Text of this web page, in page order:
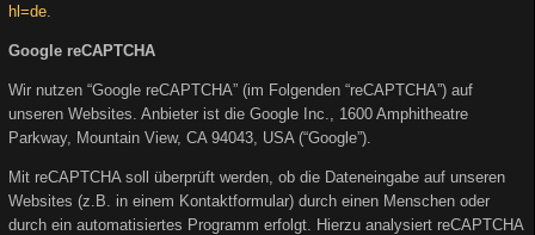
hl=de
Google reCAPTCHA
Wir nutzen “Google reCAPTCHA” (im Folgenden “reCAPTCHA”) auf
unseren Websites. Anbieter ist die Google Inc., 1600 Amphitheatre
Parkway, Mountain View, CA 94043, USA (“Google”).
Mit reCAPTCHA soll überprüft werden, ob die Dateneingabe auf unseren
Websites (z.B. in einem Kontaktformular) durch einen Menschen oder
durch ein automatisiertes Programm erfolgt. Hierzu analysiert reCAPTCHA